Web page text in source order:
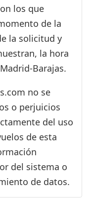
los que
de la
la solicitud y
la hora
Barajas.
no se
o perjuicios
del uso
de esta
del sistema o
de datos.